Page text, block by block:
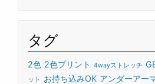
タグ
2色 2色プリント 4wayストレッチ
ット
お持ち込みOK アンダーアー